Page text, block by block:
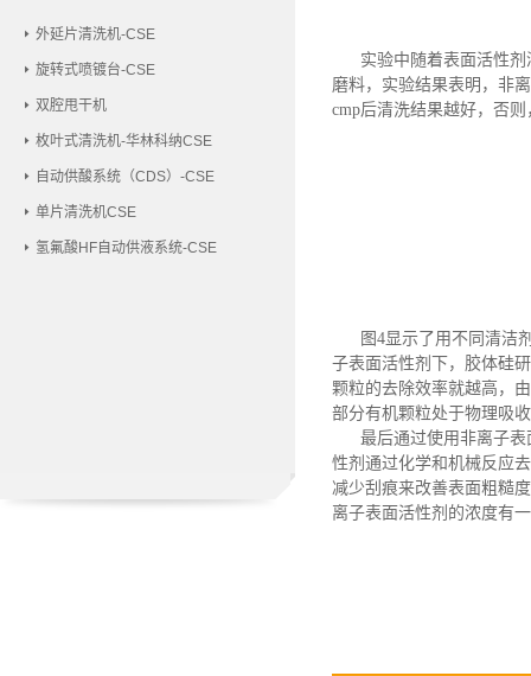
外延片清洗机-CSE
旋转式喷镀台-CSE
双腔甩干机
枚叶式清洗机-华林科纳CSE
自动供酸系统（CDS）-CSE
单片清洗机CSE
氢氟酸HF自动供液系统-CSE
实验中 随着表面活性
磨料，实验结果表明，非
cmp后清洗结果越好，否
图4显示了用不同清洁
子表面活性剂下，胶体硅
颗粒的去除效率就越高 ，
部分有机颗粒处于物理吸
最后通过使用非离子
性剂通过化学和机械反应
减少刮痕来改善表面粗糙度
离子表面活性剂的浓度有